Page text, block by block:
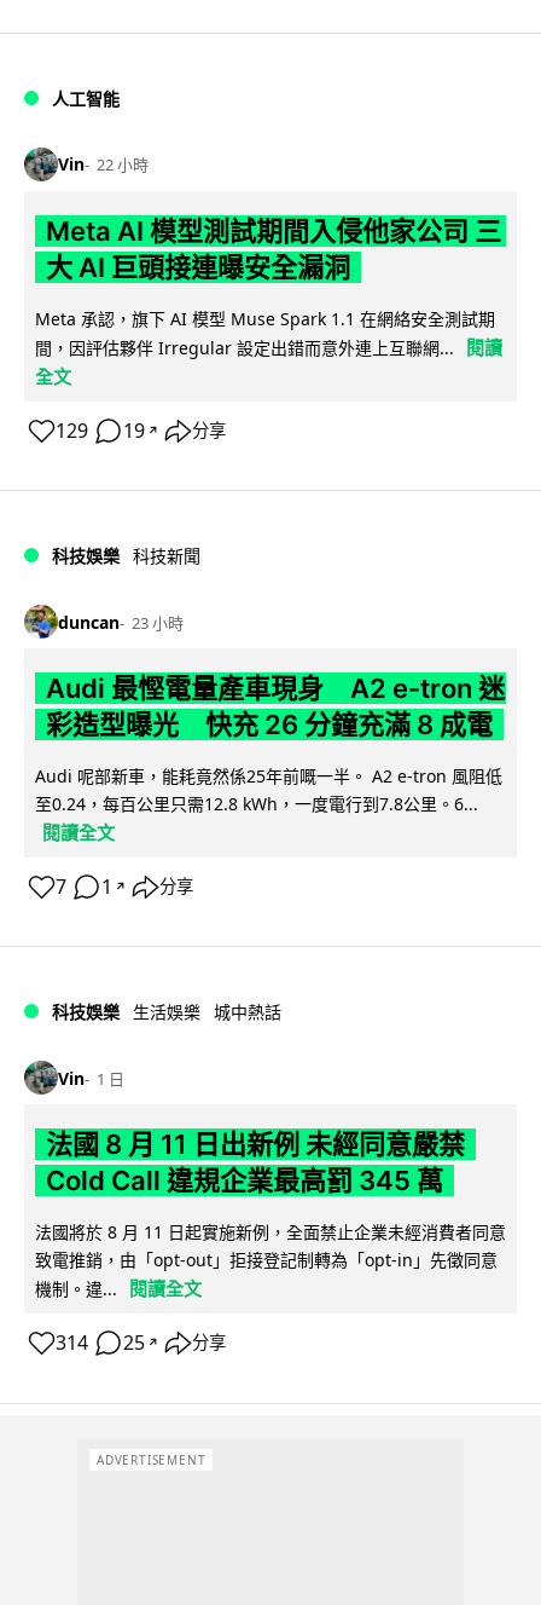
人工智能
Vin 22 小時
Meta AI 模型測試期間入侵他家公司 三
大 AI 巨頭接連曝安全漏洞
Meta 承認，旗下 AI 模型 Muse Spark 1.1 在網絡安全測試期
間，因評估夥伴 Irregular 設定出錯而意外連上互聯網...
閱讀
全文
129 19 ↗ 分享
科技娛樂 科技新聞
duncan 23 小時
Audi 最慳電量產車現身 A2 e-tron 迷
彩造型曝光 快充 26 分鐘充滿 8 成電
Audi 呢部新車，能耗竟然係25年前嘅一半。 A2 e-tron 風阻低
至0.24，每百公里只需12.8 kWh，一度電行到7.8公里。6...
閱讀全文
7 1 ↗ 分享
科技娛樂 生活娛樂 城中熱話
Vin 1 日
法國 8 月 11 日出新例 未經同意嚴禁
Cold Call 違規企業最高罰 345 萬
法國將於 8 月 11 日起實施新例，全面禁止企業未經消費者同意
致電推銷，由「opt-out」拒接登記制轉為「opt-in」先徵同意
機制。違...
閱讀全文
314 25 ↗ 分享
ADVERTISEMENT